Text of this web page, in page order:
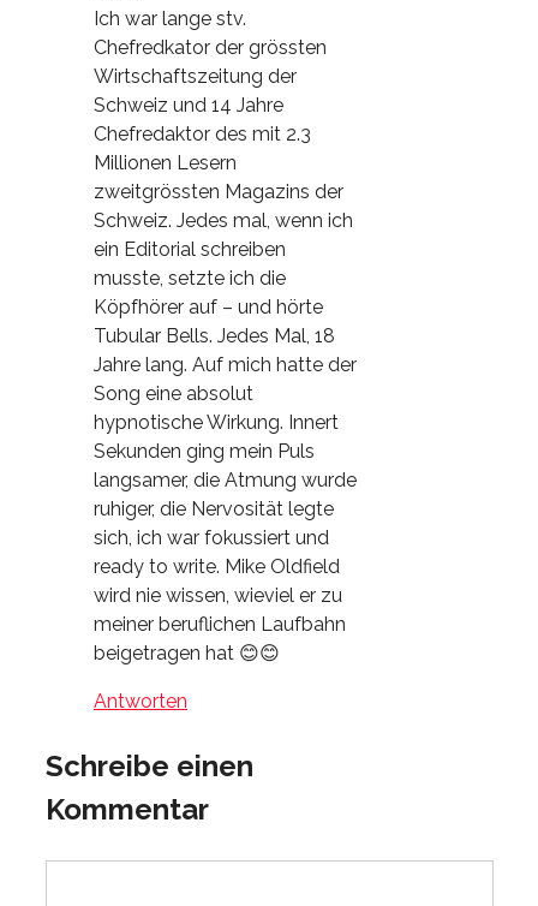
Ich war lange stv.
Chefredkator der grössten
Wirtschaftszeitung der
Schweiz und 14 Jahre
Chefredaktor des mit 2.3
Millionen Lesern
zweitgrössten Magazins der
Schweiz. Jedes mal, wenn ich
ein Editorial schreiben
musste, setzte ich die
Köpfhörer auf – und hörte
Tubular Bells. Jedes Mal, 18
Jahre lang. Auf mich hatte der
Song eine absolut
hypnotische Wirkung. Innert
Sekunden ging mein Puls
langsamer, die Atmung wurde
ruhiger, die Nervosität legte
sich, ich war fokussiert und
ready to write. Mike Oldfield
wird nie wissen, wieviel er zu
meiner beruflichen Laufbahn
beigetragen hat 😊😊
Antworten
Schreibe einen
Kommentar